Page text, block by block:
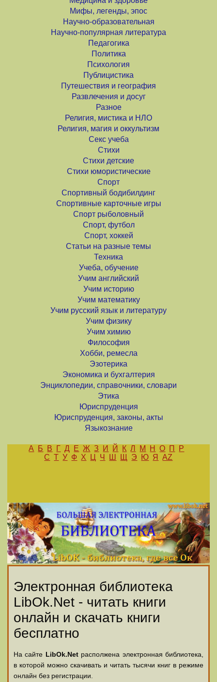
Мифы, легенды, эпос
Научно-образовательная
Научно-популярная литература
Педагогика
Политика
Психология
Публицистика
Путешествия и география
Развлечения и досуг
Разное
Религия, мистика и НЛО
Религия, магия и оккультизм
Секс учеба
Стихи
Стихи детские
Стихи юмористические
Спорт
Спортивный бодибилдинг
Спортивные карточные игры
Спорт рыболовный
Спорт, футбол
Спорт, хоккей
Статьи на разные темы
Техника
Учеба, обучение
Учим английский
Учим историю
Учим математику
Учим русский язык и литературу
Учим физику
Учим химию
Философия
Хобби, ремесла
Эзотерика
Экономика и бухгалтерия
Энциклопедии, справочники, словари
Этика
Юриспруденция
Юриспруденция, законы, акты
Языкознание
А Б В Г Д Е Ж З И Й К Л М Н О П
Р
С Т У Ф Х Ц Ч Ш Щ Э Ю Я AZ
Электронная библиотека
LibOk.Net - читать книги
онлайн и скачать книги
бесплатно
На сайте LibOk.Netрасполжена электронная библиотека,
в которой можно скачивать и читать тысячи книг в режиме
онлайн без регистрации.